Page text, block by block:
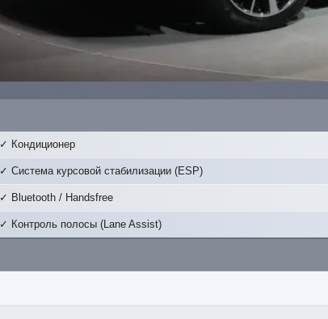
✓ Кондиционер
✓ Система курсовой стабилизации (ESP)
✓ Bluetooth / Handsfree
✓ Контроль полосы (Lane Assist)